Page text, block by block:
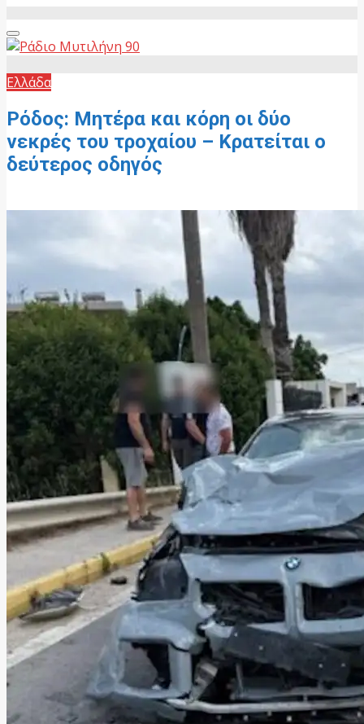
Primary
Menu
Ελλάδα
Ρόδος: Μητέρα και κόρη οι δύο
νεκρές του τροχαίου – Κρατείται ο
δεύτερος οδηγός